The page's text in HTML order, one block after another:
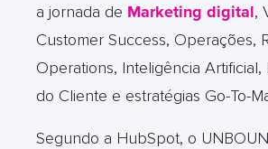
a jornada de Marketing digital,
Customer Success, Operações,
Operations, Inteligência Artificial,
do Cliente e estratégias Go-To-
Segundo a HubSpot, o